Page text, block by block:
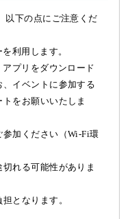
以下の点にご注意くだ
利用します。
アプリをダウンロード
イベントに参加する
をお願いいたしま
参加ください（Wi-Fi環
れる可能性がありま
となります。